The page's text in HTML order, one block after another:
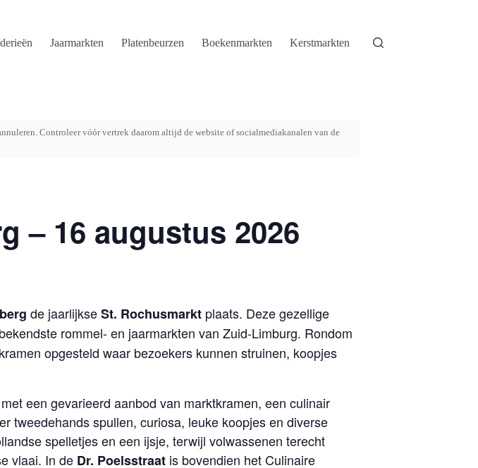
Jaarmarkten Platenbeurzen Boekenmarkten Kerstmarkten
Controleer vóór vertrek daarom altijd de website of socialmediakanalen van de
– 16 augustus 2026
de jaarlijkseSt. Rochusmarkt plaats. Deze gezellige
rommel- en jaarmarkten van Zuid-Limburg. Rondom
opgesteld waar bezoekers kunnen struinen, koopjes
een gevarieerd aanbod van marktkramen, een culinair
tweedehands spullen, curiosa, leuke koopjes en diverse
spelletjes en een ijsje, terwijl volwassenen terecht
vlaai. In de Dr. Poelsstraat is bovendien het Culinaire